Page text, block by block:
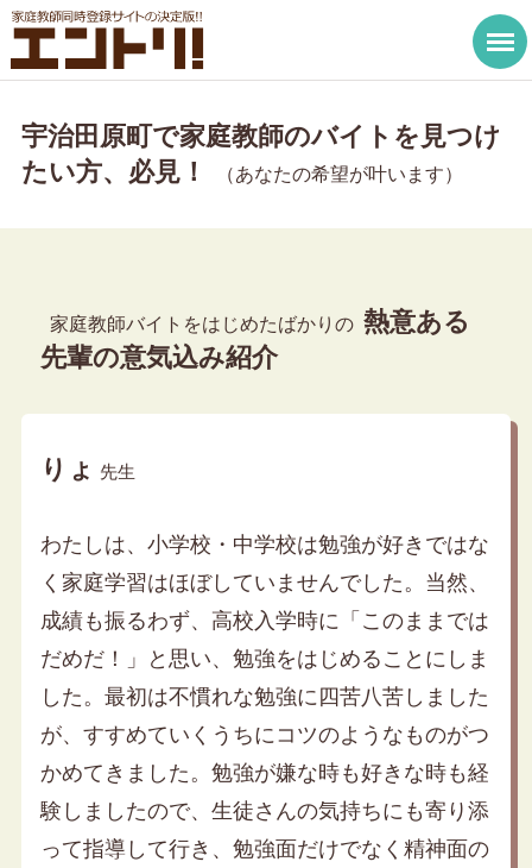
宇治田原町で家庭教師のバイトを見つけ
たい方、必見！
（あなたの希望が叶います）
家庭教師バイトをはじめたばかりの 熱意ある
先輩の意気込み紹介
りょ 先生
わたしは、小学校・中学校は勉強が好きではな
く家庭学習はほぼしていませんでした。当然、
成績も振るわず、高校入学時に「このままでは
だめだ！」と思い、勉強をはじめることにしま
した。最初は不慣れな勉強に四苦八苦しました
が、すすめていくうちにコツのようなものがつ
かめてきました。勉強が嫌な時も好きな時も経
験しましたので、生徒さんの気持ちにも寄り添
って指導して行き、勉強面だけでなく精神面の